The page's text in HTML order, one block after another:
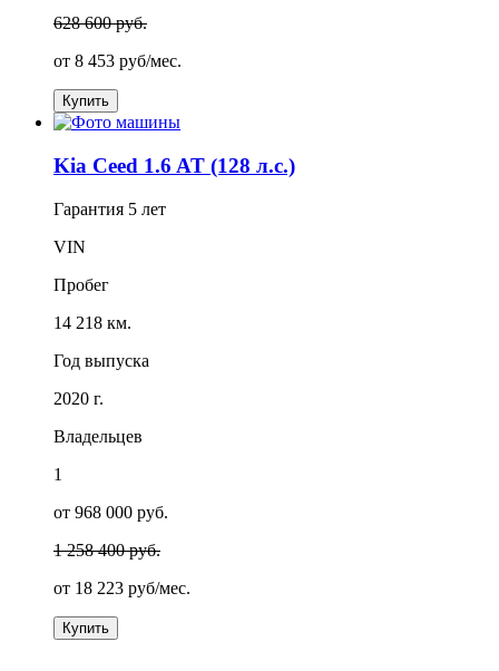
628 600 руб.
от 8 453 руб/мес.
Купить
Kia Ceed 1.6 AT (128 л.с.)
Гарантия 5 лет
VIN
Пробег
14 218 км.
Год выпуска
2020 г.
Владельцев
1
от 968 000 руб.
1 258 400 руб.
от 18 223 руб/мес.
Купить